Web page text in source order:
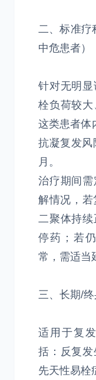
二、标准疗
中危患者）
针对无明显
栓负荷较大
这类患者体
抗凝复发风
月。
治疗期间
解情况，
二聚体持
停药；若
常，需适当
三、长期/终
适用于复
括：反复发
先天性易栓